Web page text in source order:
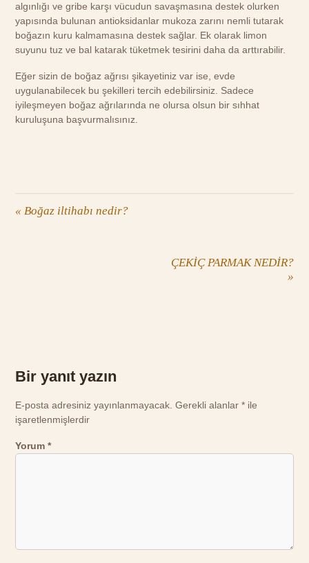
algınlığı ve gribe karşı vücudun savaşmasına destek olurken
yapısında bulunan antioksidanlar mukoza zarını nemli tutarak
boğazın kuru kalmamasına destek sağlar. Ek olarak limon
suyunu tuz ve bal katarak tüketmek tesirini daha da arttırabilir.
Eğer sizin de boğaz ağrısı şikayetiniz var ise, evde
uygulanabilecek bu şekilleri tercih edebilirsiniz. Sadece
iyileşmeyen boğaz ağrılarında ne olursa olsun bir sıhhat
kuruluşuna başvurmalısınız.
« Boğaz iltihabı nedir?
ÇEKİÇ PARMAK NEDİR?
»
Bir yanıt yazın
E-posta adresiniz yayınlanmayacak. Gerekli alanlar* ile
işaretlenmişlerdir
Yorum*